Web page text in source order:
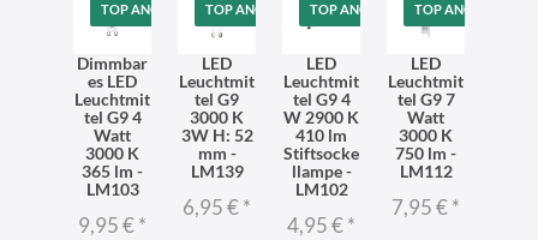
TOP ANGEBOT
Dimmbar
es LED
Leuchtmit
tel G9 4
Watt
3000 K
365 lm -
LM103
9,95 €*
TOP ANGEBOT
LED
Leuchtmit
tel G9
3000 K
3W H: 52
mm -
LM139
6,95 €*
TOP ANGEBOT
LED
Leuchtmit
tel G9 4
W 2900 K
410 lm
Stiftsocke
llampe -
LM102
4,95 €*
TOP ANGEBOT
LED
Leuchtmit
tel G9 7
Watt
3000 K
750 lm -
LM112
7,95 €*